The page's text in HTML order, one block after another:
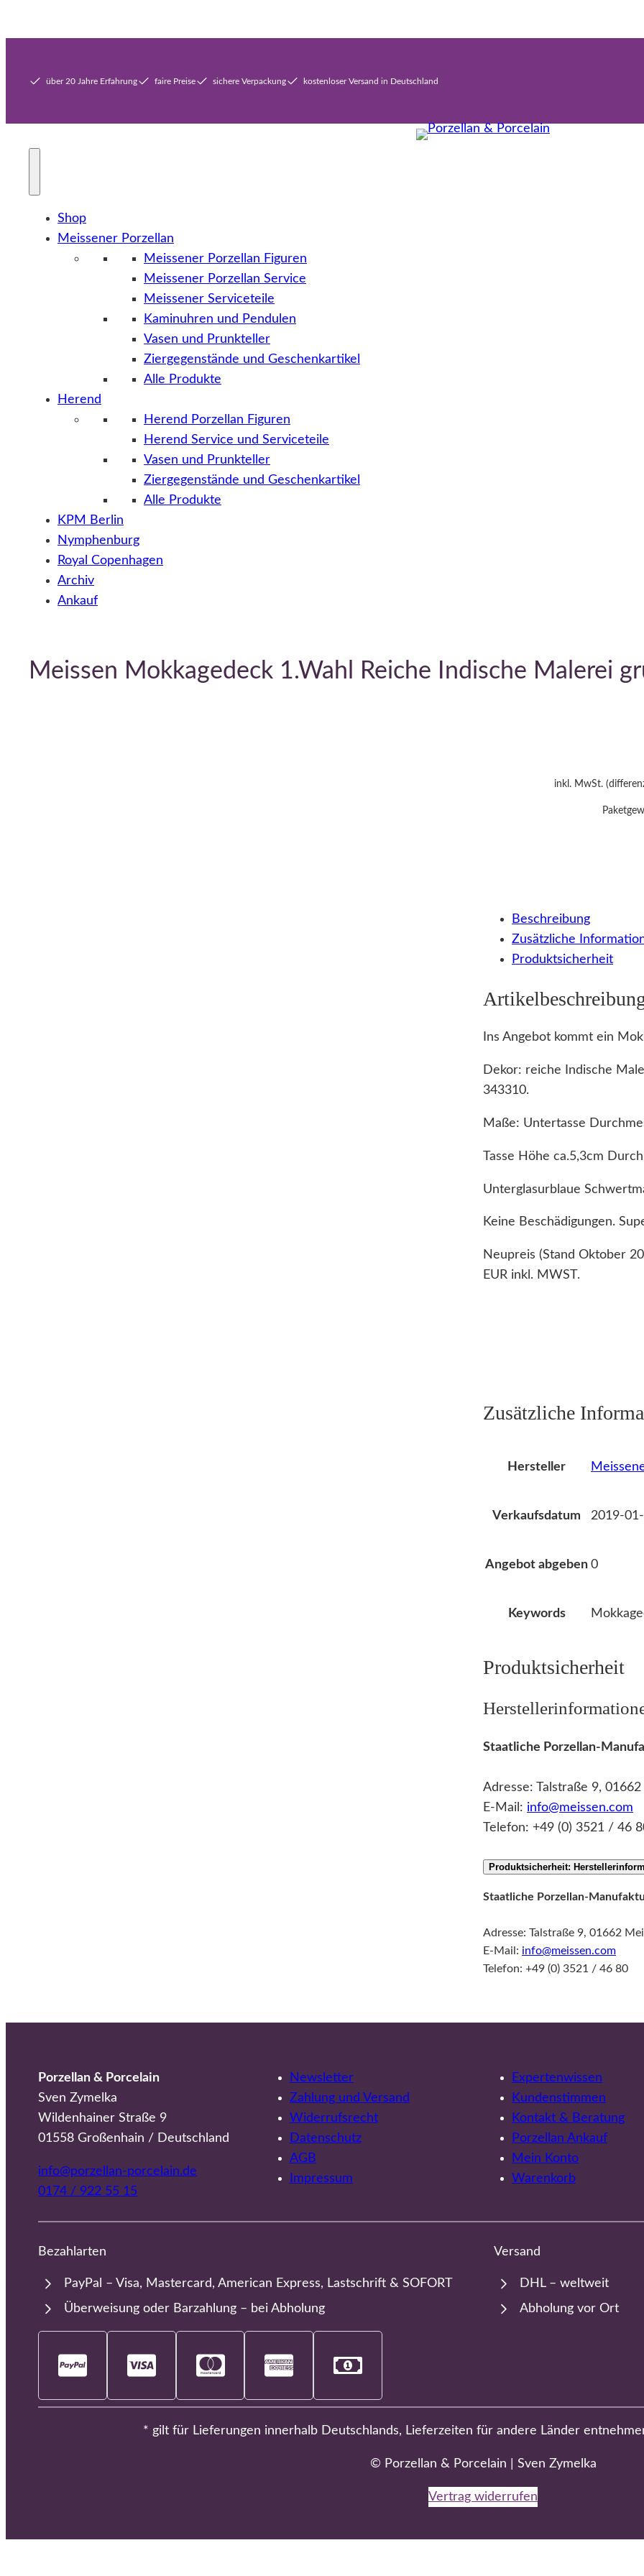
über 20 Jahre Erfahrung faire Preise sichere Verpackung kostenloser Versand in Deutschland
Shop
Meissener Porzellan
Meissener Porzellan Figuren
Meissener Porzellan Service
Meissener Serviceteile
Kaminuhren und Pendulen
Vasen und Prunkteller
Ziergegenstände und Geschenkartikel
Alle Produkte
Herend
Herend Porzellan Figuren
Herend Service und Serviceteile
Vasen und Prunkteller
Ziergegenstände und Geschenkartikel
Alle Produkte
KPM Berlin
Nymphenburg
Royal Copenhagen
Archiv
Ankauf
Meissen Mokkagedeck 1.Wahl Reiche Indische Malerei
inkl. MwSt.
Beschreibung
Zusätzliche
Produktsicherheit
Ins Angebot kommt ein
Dekor: reiche Indische
343310.
Maße: Untertasse
Tasse Höhe ca.5,3cm
Unterglasurblaue
Keine Beschädigungen.
Neupreis (Stand Oktober
EUR inkl. MWST.
Zusätzliche
Hersteller
Verkaufsdatum 2019-
Angebot abgeben 0
Keywords
Produktsicherheit
Staatliche Porzellan-
Adresse: Talstraße 9,
E-Mail: info@meissen.com
Telefon: +49 (0) 3521 / 46
Produktsicherheit:
Staatliche Porzellan-
Adresse: Talstraße 9, 01662
E-Mail: info@meissen.com
Telefon: +49 (0) 3521 / 46 80
Porzellan & Porcelain
Sven Zymelka
Wildenhainer Straße 9
01558 Großenhain / Deutschland
info@porzellan-porcelain.de
0174 / 922 55 15
Newsletter
Zahlung und Versand
Widerrufsrecht
Datenschutz
AGB
Impressum
Expertenwissen
Kundenstimmen
Kontakt & Beratung
Porzellan Ankauf
Mein Konto
Warenkorb
Bezahlarten
PayPal – Visa, Mastercard, American Express, Lastschrift & SOFORT
Überweisung oder Barzahlung – bei Abholung
Versand
DHL – weltweit
Abholung vor Ort
* gilt für Lieferungen innerhalb Deutschlands, Lieferzeiten für andere Länder
© Porzellan & Porcelain | Sven Zymelka
Vertrag widerrufen